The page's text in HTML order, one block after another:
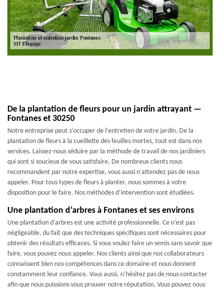
De la plantation de fleurs pour un jardin attrayant —
Fontanes et 30250
Notre entreprise peut s'occuper de l'entretien de votre jardin. De la
plantation de fleurs à la cueillette des feuilles mortes, tout est dans nos
services. Laissez-nous séduire par la méthode de travail de nos jardiniers
qui sont si soucieux de vous satisfaire. De nombreux clients nous
recommandent par notre expertise, vous aussi n'attendez pas de nous
appeler. Pour tous types de fleurs à planter, nous sommes à votre
disposition pour le faire. Nos méthodes d’intervention sont étudiées.
Une plantation d’arbres à Fontanes et ses environs
Une plantation d'arbres est une activité professionnelle. Ce n’est pas
négligeable, du fait que des techniques spécifiques sont nécessaires pour
obtenir des résultats efficaces. Si vous voulez faire un semis sans savoir que
faire, vous pouvez nous appeler. Nos clients ainsi que nos collaborateurs
connaissent bien nos compétences dans ce domaine et nous donnent
constamment leur confiance. Vous aussi, n’hésitez pas de nous contacter
afin que nous puissions vous prouver notre réputation. Vous pouvez nous